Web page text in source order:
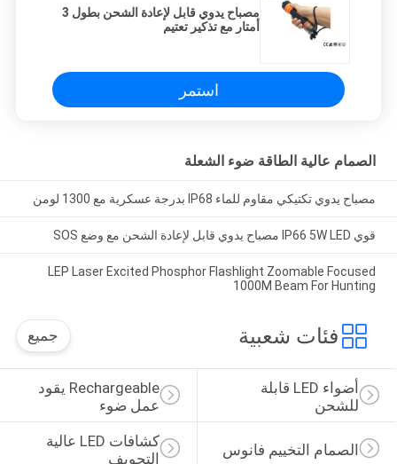
مصباح يدوي قابل لإعادة الشحن بطول 3
أمتار مع تذكير تعتيم
استمر
الصمام عالية الطاقة ضوء الشعلة
مصباح يدوي تكتيكي مقاوم للماء IP68 بدرجة عسكرية مع 1300 لومن
قوي IP66 5W LED مصباح يدوي قابل لإعادة الشحن مع وضع SOS
LEP Laser Excited Phosphor Flashlight Zoomable Focused
1000M Beam For Hunting
فئات شعبية جميع
Rechargeable يقود
عمل ضوء
أضواء LED قابلة
للشحن
كشافات LED عالية
التجويف
الصمام التخييم فانوس